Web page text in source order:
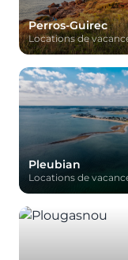
Perros-Guirec
Locations de
Pleubian
Locations de